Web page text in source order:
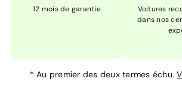
12 mois de garantie
Voitures
dans nos
*Au premier des deux termes échu.